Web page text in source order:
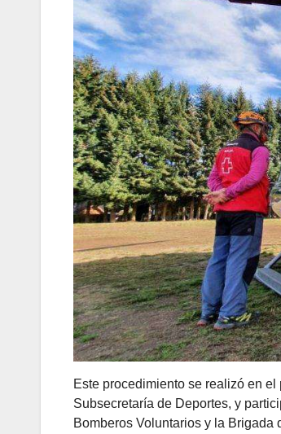
Este procedimiento se realizó en
Subsecretaría de Deportes, y
Bomberos Voluntarios y la Brigada